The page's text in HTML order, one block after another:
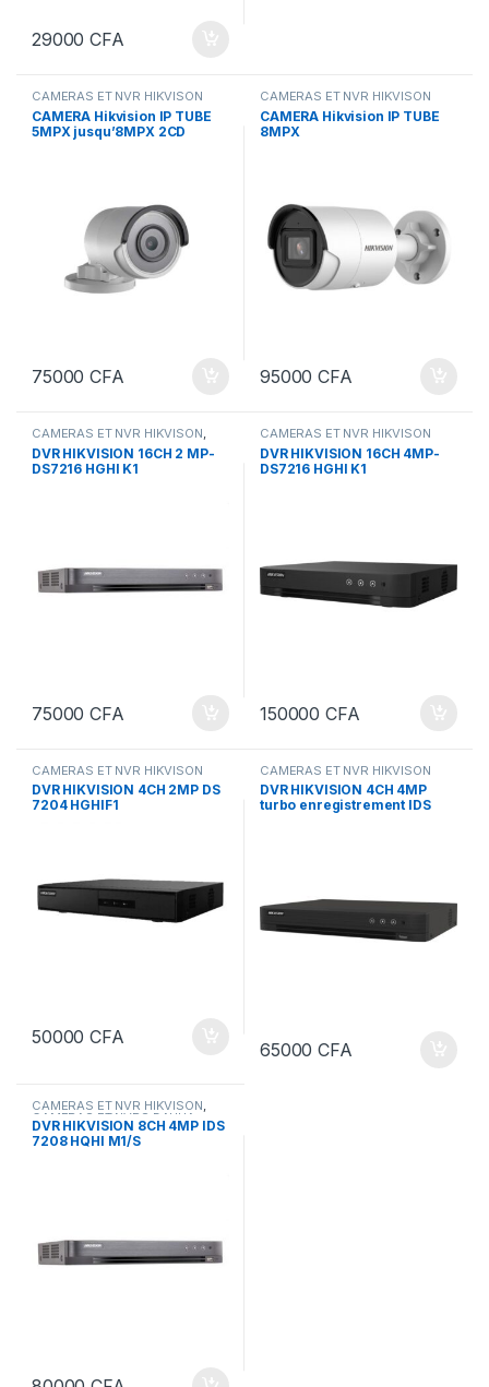
29000CFA
CAMERAS ET NVR HIKVISON
CAMERA Hikvision IP TUBE
5MPX jusqu’8MPX 2CD
75000CFA
CAMERAS ET NVR HIKVISON
CAMERA Hikvision IP TUBE
8MPX
95000CFA
CAMERAS ET NVR HIKVISON
DVR HIKVISION 16CH 2 MP-
DS7216 HGHI K1
75000CFA
CAMERAS ET NVR HIKVISON
DVR HIKVISION 16CH 4MP-
DS7216 HGHI K1
150000CFA
CAMERAS ET NVR HIKVISON
DVR HIKVISION 4CH 2MP DS
7204 HGHIF1
50000CFA
CAMERAS ET NVR HIKVISON
DVR HIKVISION 4CH 4MP
turbo enregistrement IDS
65000CFA
CAMERAS ET NVR HIKVISON,
CAMERAS ET NVRS DAHUA
DVR HIKVISION 8CH 4MP IDS
7208 HQHI M1/S